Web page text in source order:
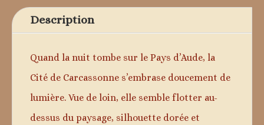
Description
Quand la nuit tombe sur le Pays d’Aude, la
Cité de Carcassonne s’embrase doucement de
lumière. Vue de loin, elle semble flotter au-
dessus du paysage, silhouette dorée et